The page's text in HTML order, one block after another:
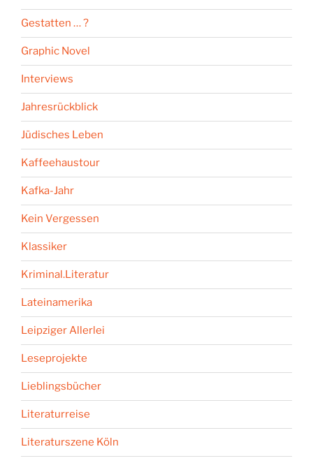
Gestatten … ?
Graphic Novel
Interviews
Jahresrückblick
Jüdisches Leben
Kaffeehaustour
Kafka-Jahr
Kein Vergessen
Klassiker
Kriminal.Literatur
Lateinamerika
Leipziger Allerlei
Leseprojekte
Lieblingsbücher
Literaturreise
Literaturszene Köln